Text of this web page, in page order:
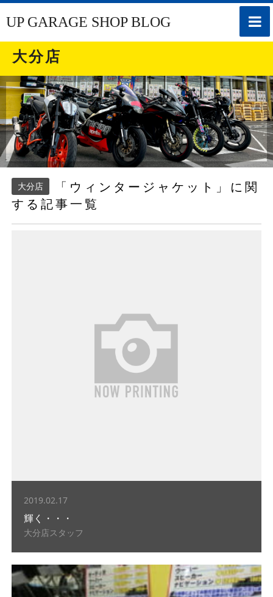
toggle
UP GARAGE SHOP BLOG
大分店
大分店
「ウィンタージャケット」に関
する記事一覧
2019.02.17
輝く・・・
大分店スタッフ